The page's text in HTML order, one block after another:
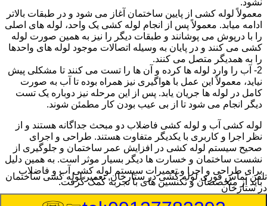
معمولاً لوله کشی از پایین ساختمان آغاز می شود و در طبقات بالاتر
ادامه میابد. معمولاً پس از انجام لوله کشی یک واحد، لوله های اصلی
را با درپوش می پوشانند و طبقات دیگر را نیز به همین صورت لوله
کشی می کنند و در پایان به وسیله اتصالات موجود لوله های واحدها
را به همدیگر متصل می کنند.
2- آب را وارد لوله ها کرده و آن ها را تست می کنند تا مشکلی پیش
نیاید، معمولاً این عمل با هواگیری نیز همراه بوده تا آب به صورت
کامل در لوله ها جریان یابد. پس از این مرحله نیز دوباره یک تست
دیگر انجام می شود تا از بی عیب بودن کار مطمئن شوند.
لوله کشی آب و لوله کشی فاضلاب دو مبحث جداگانه هستند و از
نظر اجرا و کاربری با یکدیگر متفاوت هستند. طراحی و اجرای
صحیح سیستم لوله کشی در افزایش عمر ساختمان و جلوگیری از
نشست ساختمان و خسارت ها دیگر بسیار موثر است. به همین دلیل
برای طراحی و اجرا و تعمیرات سیستم لوله کشی آب و فاضلاب
باید از متخصصان و تکنسین های با تجربه کمک گرفت.
تلفن تماس فوریلوله کشی در ستارخان, تعمیر لوله کشی ساختمان
در ستارخان